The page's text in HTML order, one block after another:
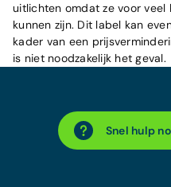
uitlichten omdat ze voor veel
kunnen zijn. Dit label kan
kader van een
is niet noodzakelijk het geval.
Snel hulp